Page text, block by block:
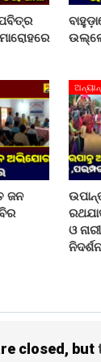
ଜନ
ଓ
ନିଦର୍ଶନ
closed, but